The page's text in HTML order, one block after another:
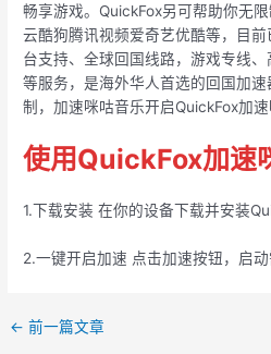
畅享游戏。QuickFox另可帮助你无
云酷狗腾讯视频爱奇艺优酷等，目
台支持、全球回国线路，游戏专线
等服务，是海外华人首选的回国加
制，加速咪咕音乐开启QuickFox加速
使用QuickFox加速
1.下载安装 在你的设备下载并安装
2.一键开启加速 点击加速按钮，启
Post
← 前一篇文章